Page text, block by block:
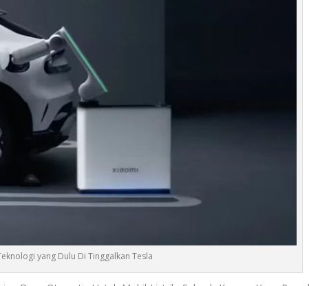
yang Dulu Di Tinggalkan Tesla